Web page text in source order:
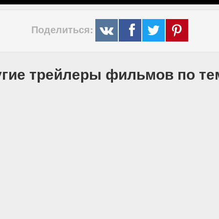
Поделиться:
трейлеры фильмов по